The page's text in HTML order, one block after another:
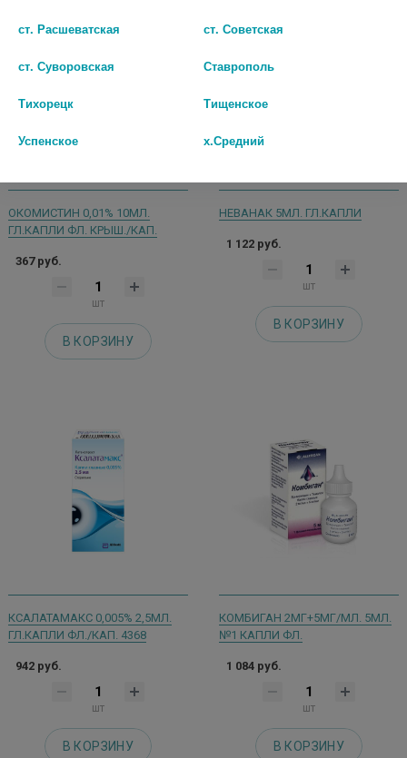
ОКОМИСТИН 0,01% 10МЛ.
ГЛ.КАПЛИ ФЛ. КРЫШ./КАП.
367 руб.
шт
В КОРЗИНУ
НЕВАНАК 5МЛ. ГЛ.КАПЛИ
1 122 руб.
шт
В КОРЗИНУ
КСАЛАТАМАКС 0,005% 2,5МЛ.
ГЛ.КАПЛИ ФЛ./КАП. 4368
942 руб.
шт
В КОРЗИНУ
КОМБИГАН 2МГ+5МГ/МЛ. 5МЛ.
№1 КАПЛИ ФЛ.
1 084 руб.
шт
В КОРЗИНУ
ст. Расшеватская ст. Советская
ст. Суворовская Ставрополь
Тихорецк Тищенское
Успенское х.Средний